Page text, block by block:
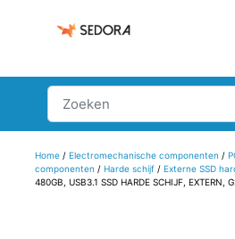
Home/ Electromechanische componenten /
componenten / Harde schijf/ Externe SSD
480GB, USB3.1 SSD HARDE SCHIJF, EXTERN,